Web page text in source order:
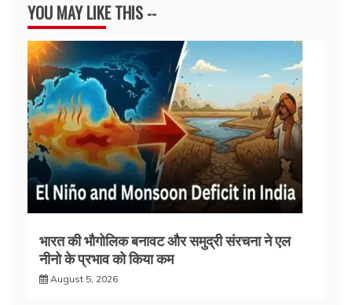
YOU MAY LIKE THIS --
भारत की भौगोलिक बनावट और समुद्री संरचना ने एल
नीनो के प्रभाव को किया कम
August 5, 2026